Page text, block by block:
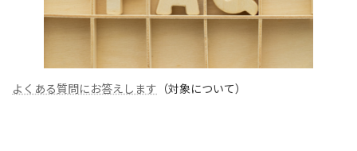
よくある質問にお答えします （対象について）